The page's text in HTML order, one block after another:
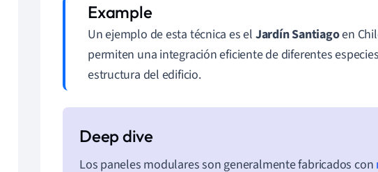
Un ejemplo de esta técnica es el Jardín Santiagoen
permiten una integración eficiente de diferentes
estructura del edificio.
Los paneles modulares son generalmente fabricados con